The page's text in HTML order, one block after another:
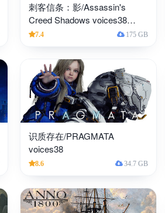
刺客信条：影/Assassin's
Creed Shadows voices38
CRACKFIX
7.4 175 GB
识质存在/PRAGMATA
voices38
8.6 34.7 GB